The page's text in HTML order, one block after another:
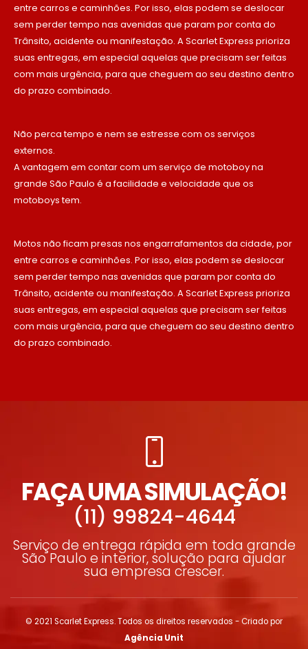
entre carros e caminhões. Por isso, elas podem se deslocar
sem perder tempo nas avenidas que param por conta do
Trânsito, acidente ou manifestação. A Scarlet Express prioriza
suas entregas, em especial aquelas que precisam ser feitas
com mais urgência, para que cheguem ao seu destino dentro
do prazo combinado.
Não perca tempo e nem se estresse com os serviços
externos.
A vantagem em contar com um serviço de motoboy na
grande São Paulo é a facilidade e velocidade que os
motoboys tem.
Motos não ficam presas nos engarrafamentos da cidade, por
entre carros e caminhões. Por isso, elas podem se deslocar
sem perder tempo nas avenidas que param por conta do
Trânsito, acidente ou manifestação. A Scarlet Express prioriza
suas entregas, em especial aquelas que precisam ser feitas
com mais urgência, para que cheguem ao seu destino dentro
do prazo combinado.
FAÇA UMA SIMULAÇÃO!
(11) 99824-4644
Serviço de entrega rápida em toda grande
São Paulo e interior, solução para ajudar
sua empresa crescer.
© 2021 Scarlet Express. Todos os direitos reservados - Criado por
Agência Unit